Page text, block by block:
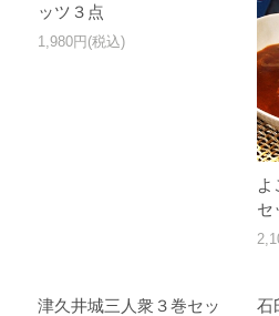
ッツ３点
1,980円(税込)
よ
セ
津久井城三人衆３巻セッ
石